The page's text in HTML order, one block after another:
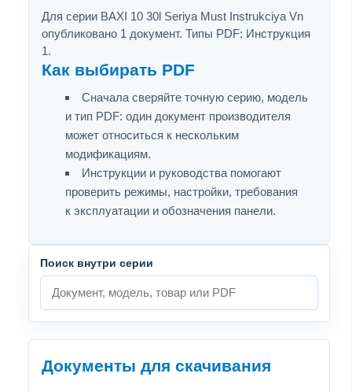
Для серии BAXI 10 30l Seriya Must Instrukciya Vn
опубликовано 1 документ. Типы PDF: Инструкция
1.
Как выбирать PDF
Сначала сверяйте точную серию, модель
и тип PDF: один документ производителя
может относиться к нескольким
модификациям.
Инструкции и руководства помогают
проверить режимы, настройки, требования
к эксплуатации и обозначения панели.
Поиск внутри серии
Документы для скачивания